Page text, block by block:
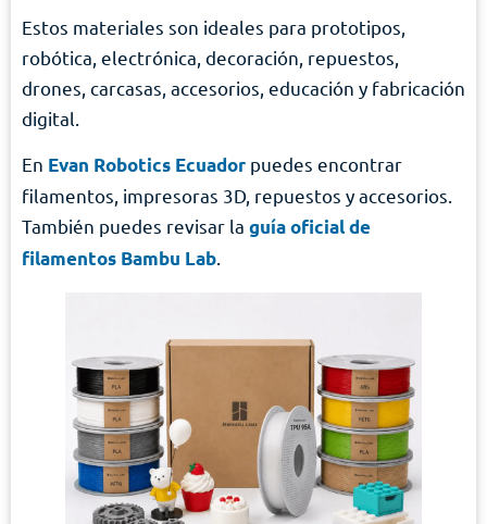
Estos materiales son ideales para prototipos,
robótica, electrónica, decoración, repuestos,
drones, carcasas, accesorios, educación y fabricación
digital.
En Evan Robotics Ecuador puedes encontrar
filamentos, impresoras 3D, repuestos y accesorios.
También puedes revisar la guía oficial de
filamentos Bambu Lab